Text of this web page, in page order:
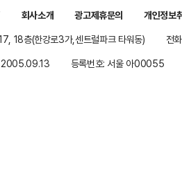
회사소개 광고제휴문의
개인정보
18층(한강로3가,센트럴파크 타워동)
전
2005.09.13 등록번호: 서울 아00055